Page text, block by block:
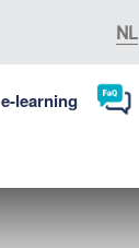
NL
e-learning